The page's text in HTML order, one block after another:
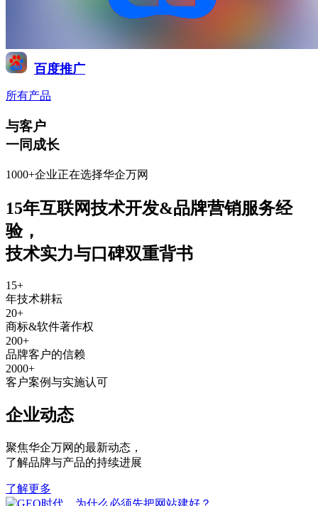
百度推广
所有产品
与客户
一同成长
1000+企业正在选择华企万网
15年互联网技术开发&品牌营销服务经
验，
技术实力与口碑双重背书
15+
年技术耕耘
20+
商标&软件著作权
200+
品牌客户的信赖
2000+
客户案例与实施认可
企业动态
聚焦华企万网的最新动态 ，
了解品牌与产品的持续进展
了解更多